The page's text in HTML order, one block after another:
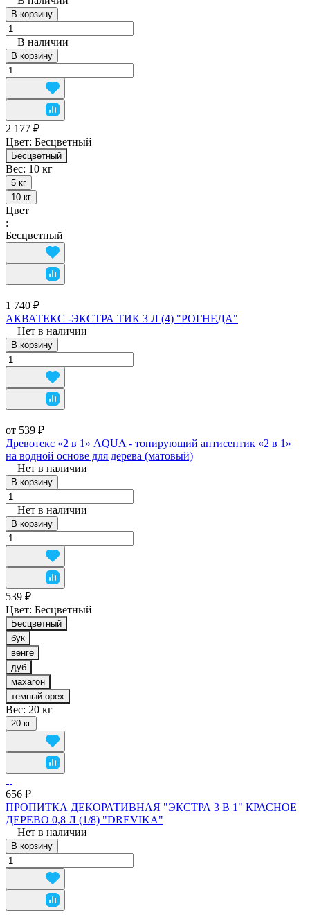
В корзину
В наличии
В корзину
2 177 ₽
Цвет: Бесцветный
Бесцветный
Вес: 10 кг
5 кг
10 кг
Цвет
:
Бесцветный
1 740 ₽
АКВАТЕКС -ЭКСТРА ТИК 3 Л (4) "РОГНЕДА"
Нет в наличии
В корзину
от 539 ₽
Древотекс «2 в 1» AQUA - тонирующий антисептик «2 в 1»
на водной основе для дерева (матовый)
Нет в наличии
В корзину
Нет в наличии
В корзину
539 ₽
Цвет: Бесцветный
Бесцветный
бук
венге
дуб
махагон
темный орех
Вес: 20 кг
20 кг
656 ₽
ПРОПИТКА ДЕКОРАТИВНАЯ "ЭКСТРА 3 В 1" КРАСНОЕ
ДЕРЕВО 0,8 Л (1/8) "DREVIKA"
Нет в наличии
В корзину